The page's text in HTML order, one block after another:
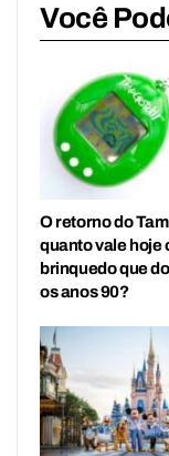
Você
O retorno do
quanto vale hoje
brinquedo que
os anos 90?